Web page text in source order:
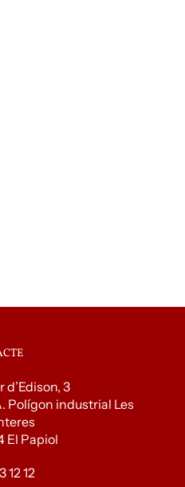
d’Edison, 3
Polígon industrial Les
El Papiol
12 12